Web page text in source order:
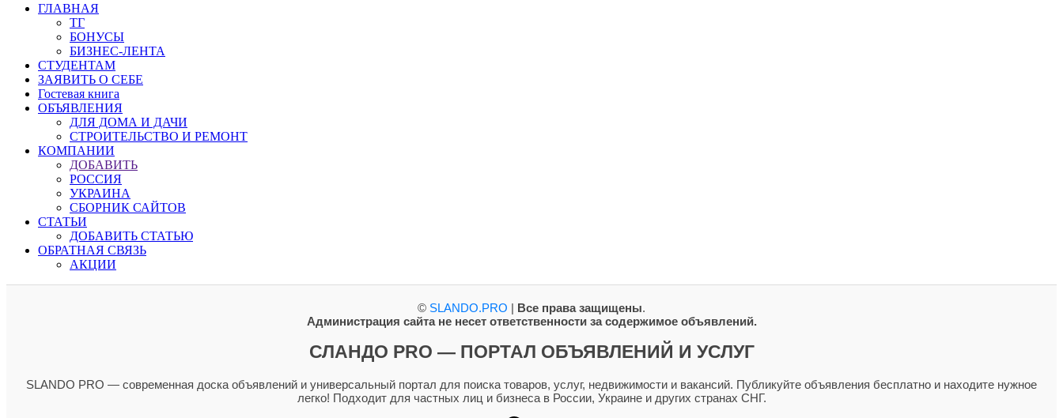
ГЛАВНАЯ
ТГ
БОНУСЫ
БИЗНЕС-ЛЕНТА
СТУДЕНТАМ
ЗАЯВИТЬ О СЕБЕ
Гостевая книга
ОБЪЯВЛЕНИЯ
ДЛЯ ДОМА И ДАЧИ
СТРОИТЕЛЬСТВО И РЕМОНТ
КОМПАНИИ
ДОБАВИТЬ
РОССИЯ
УКРАИНА
СБОРНИК САЙТОВ
СТАТЬИ
ДОБАВИТЬ СТАТЬЮ
ОБРАТНАЯ СВЯЗЬ
АКЦИИ
© SLANDO.PRO | Все права защищены.
Администрация сайта не несет ответственности за содержимое объявлений.
СЛАНДО PRO — ПОРТАЛ ОБЪЯВЛЕНИЙ И УСЛУГ
SLANDO PRO — современная доска объявлений и универсальный портал для поиска товаров, услуг, недвижимости и вакансий. Публикуйте объявления бесплатно и находите нужное
легко! Подходит для частных лиц и бизнеса в России, Украине и других странах СНГ.